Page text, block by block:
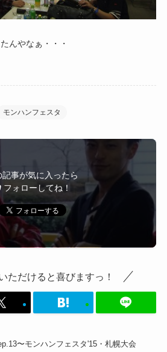
んやなぁ・・・
モンハンフェスタ
記事が気に入ったら
フォローしてね！
ただけると喜びますっ！
〜モンハンフェスタ'15・札幌大会